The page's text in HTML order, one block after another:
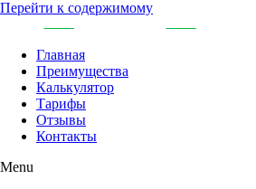
Перейти к содержимому
Главная
Преимущества
Калькулятор
Тарифы
Отзывы
Контакты
Menu